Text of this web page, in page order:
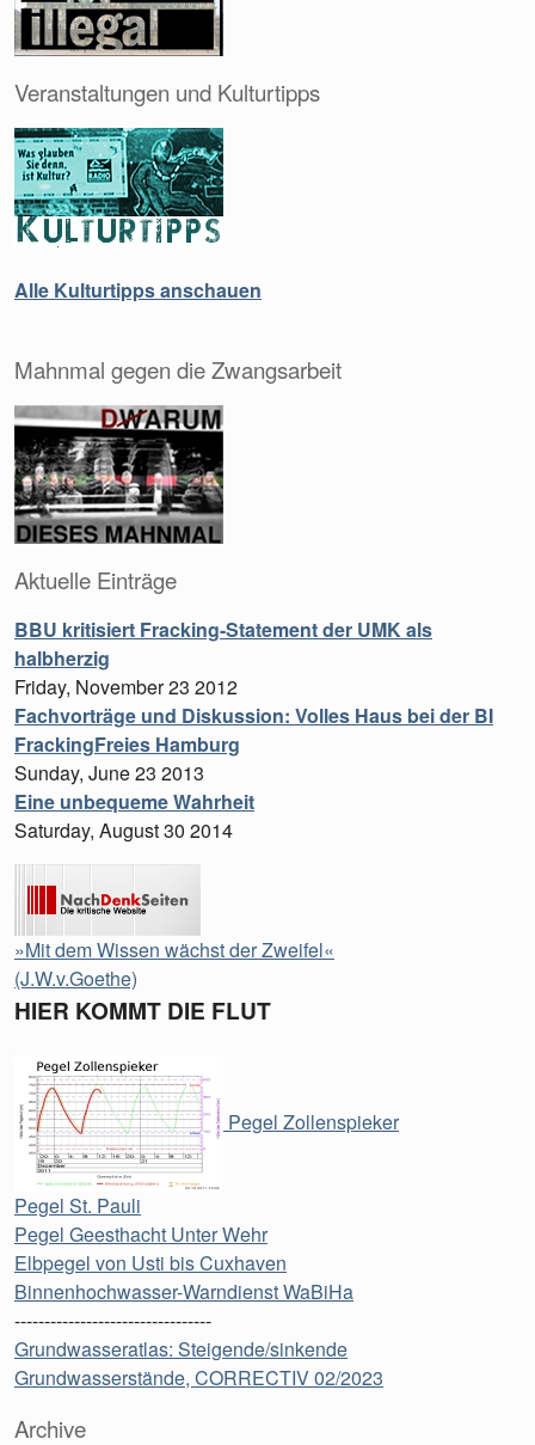
Veranstaltungen und Kulturtipps
Alle Kulturtipps anschauen
Mahnmal gegen die Zwangsarbeit
Aktuelle Einträge
BBU kritisiert Fracking-Statement der UMK als
halbherzig
Friday, November 23 2012
Fachvorträge und Diskussion: Volles Haus bei der BI
FrackingFreies Hamburg
Sunday, June 23 2013
Eine unbequeme Wahrheit
Saturday, August 30 2014
»Mit dem Wissen wächst der Zweifel«
(J.W.v.Goethe)
HIER KOMMT DIE FLUT
Pegel Zollenspieker
Pegel St. Pauli
Pegel Geesthacht Unter Wehr
Elbpegel von Usti bis Cuxhaven
Binnenhochwasser-Warndienst WaBiHa
---------------------------------
Grundwasseratlas: Steigende/sinkende
Grundwasserstände, CORRECTIV 02/2023
Archive